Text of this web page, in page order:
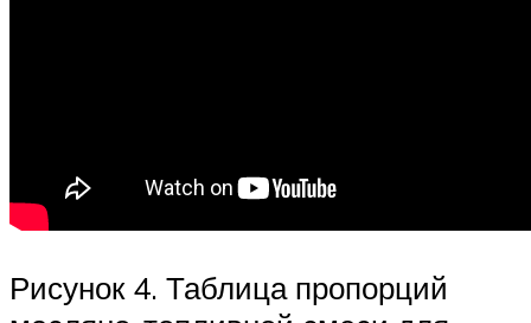
Рисунок 4. Таблица пропорций